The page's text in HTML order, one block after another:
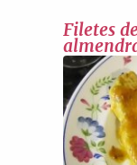
Filetes